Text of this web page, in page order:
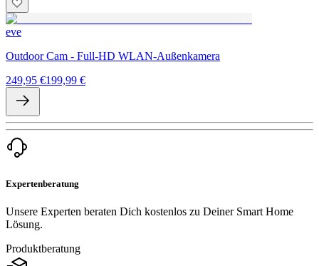
eve
Outdoor Cam - Full-HD WLAN-Außenkamera
249,95 €199,99 €
Expertenberatung
Unsere Experten beraten Dich kostenlos zu Deiner Smart Home
Lösung.
Produktberatung